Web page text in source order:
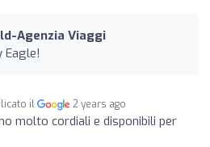
Agenzia Viaggi
Eagle!
il 2 years ago
molto cordiali e disponibili per